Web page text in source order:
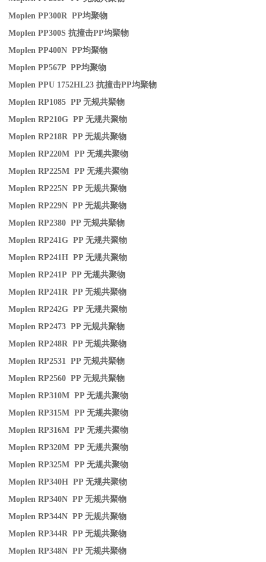
Moplen PP300R PP均聚物
Moplen PP300S抗撞击PP均聚物
Moplen PP400N PP均聚物
Moplen PP567P PP均聚物
Moplen PPU 1752HL23抗撞击PP均聚物
Moplen RP1085 PP无规共聚物
Moplen RP210G PP无规共聚物
Moplen RP218R PP无规共聚物
Moplen RP220M PP无规共聚物
Moplen RP225M PP无规共聚物
Moplen RP225N PP无规共聚物
Moplen RP229N PP无规共聚物
Moplen RP2380 PP无规共聚物
Moplen RP241G PP无规共聚物
Moplen RP241H PP无规共聚物
Moplen RP241P PP无规共聚物
Moplen RP241R PP无规共聚物
Moplen RP242G PP无规共聚物
Moplen RP2473 PP无规共聚物
Moplen RP248R PP无规共聚物
Moplen RP2531 PP无规共聚物
Moplen RP2560 PP无规共聚物
Moplen RP310M PP无规共聚物
Moplen RP315M PP无规共聚物
Moplen RP316M PP无规共聚物
Moplen RP320M PP无规共聚物
Moplen RP325M PP无规共聚物
Moplen RP340H PP无规共聚物
Moplen RP340N PP无规共聚物
Moplen RP344N PP无规共聚物
Moplen RP344R PP无规共聚物
Moplen RP348N PP无规共聚物